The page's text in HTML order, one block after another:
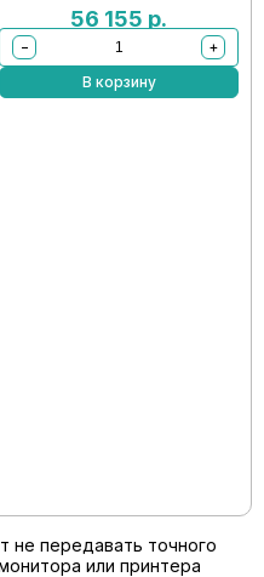
56 155 р.
−
+
В корзину
не передавать точного
или принтера